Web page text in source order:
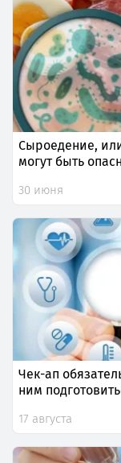
Сыроедение,
могут быть
30 июня
Чек-ап
ним
17 августа